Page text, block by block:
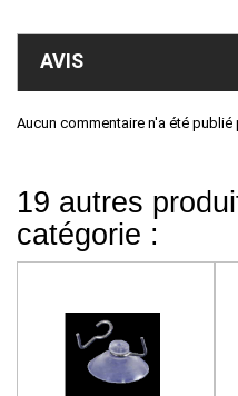
AVIS
Aucun commentaire n'a été publié
19 autres
catégorie :